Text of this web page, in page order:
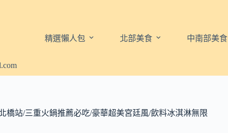
精選懶人包 北部美食 中南部美食
橋站/三重火鍋推薦必吃/豪華超美宮廷風/飲料冰淇淋無限